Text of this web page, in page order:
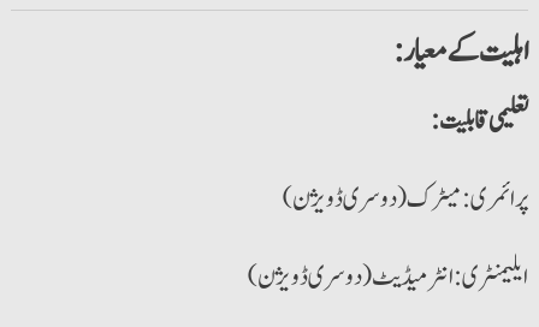
:اہلیت کے معیار
:تعلیمی قابلیت
پرائمری: میٹرک (دوسری ڈویژن)
ایلیمنٹری: انٹرمیڈیٹ (دوسری ڈویژن)